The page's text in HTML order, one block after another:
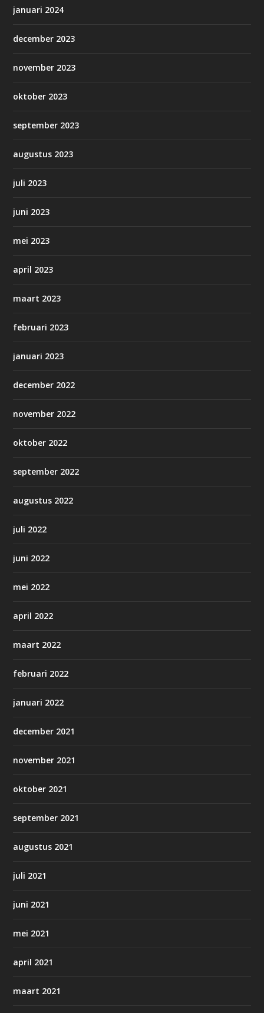
januari 2024
december 2023
november 2023
oktober 2023
september 2023
augustus 2023
juli 2023
juni 2023
mei 2023
april 2023
maart 2023
februari 2023
januari 2023
december 2022
november 2022
oktober 2022
september 2022
augustus 2022
juli 2022
juni 2022
mei 2022
april 2022
maart 2022
februari 2022
januari 2022
december 2021
november 2021
oktober 2021
september 2021
augustus 2021
juli 2021
juni 2021
mei 2021
april 2021
maart 2021